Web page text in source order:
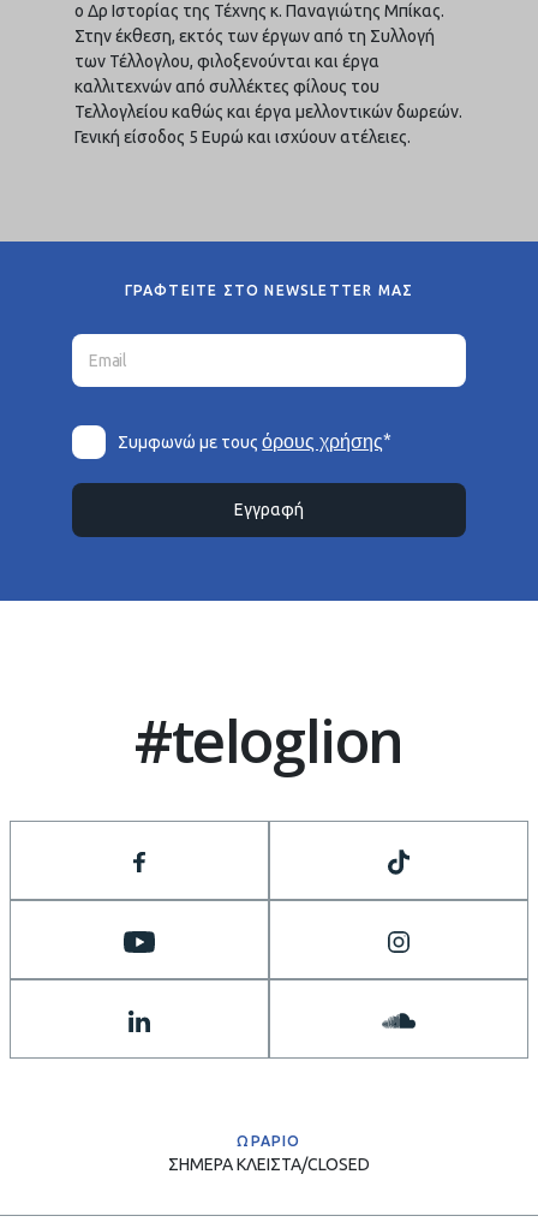
ο Δρ Ιστορίας της Τέχνης κ. Παναγιώτης Μπίκας.
Στην έκθεση, εκτός των έργων από τη Συλλογή
των Τέλλογλου, φιλοξενούνται και έργα
καλλιτεχνών από συλλέκτες φίλους του
Τελλογλείου καθώς και έργα μελλοντικών δωρεών.
Γενική είσοδος 5 Ευρώ και ισχύουν ατέλειες.
ΓΡΑΦΤΕΙΤΕ ΣΤΟ NEWSLETTER ΜΑΣ
Συμφωνώ με τουςόρους χρήσης*
Εγγραφή
#teloglion
ΩΡΑΡΙΟ
ΣΗΜΕΡΑΚΛΕΙΣΤΑ/CLOSED